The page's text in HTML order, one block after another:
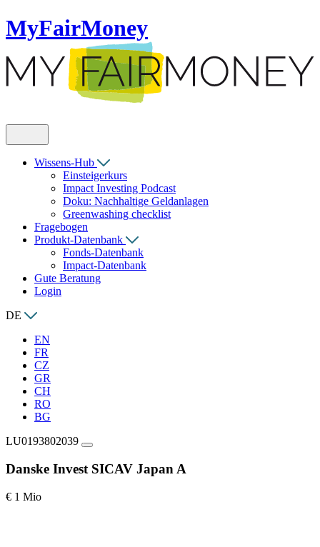
MyFairMoney
Wissens-Hub
Einsteigerkurs
Impact Investing Podcast
Doku: Nachhaltige Geldanlagen
Greenwashing checklist
Fragebogen
Produkt-Datenbank
Fonds-Datenbank
Impact-Datenbank
Gute Beratung
Login
DE
EN
FR
CZ
GR
CH
RO
BG
LU0193802039
Danske Invest SICAV Japan A
€ 1 Mio